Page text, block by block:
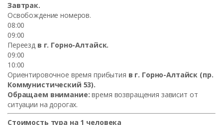
Завтрак.
Освобождение номеров.
08:00
09:00
Переезд в г. Горно-Алтайск.
09:00
10:00
Ориентировочное время прибытия в г. Горно-Алтайск (пр.
Коммунистический 53).
Обращаем внимание: время возвращения зависит от
ситуации на дорогах.
Стоимость тура на 1 человека